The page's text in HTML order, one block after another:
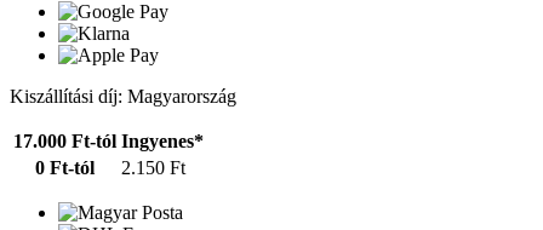
Kiszállítási díj: Magyarország
17.000 Ft-tól Ingyenes*
0 Ft-tól
2.150 Ft